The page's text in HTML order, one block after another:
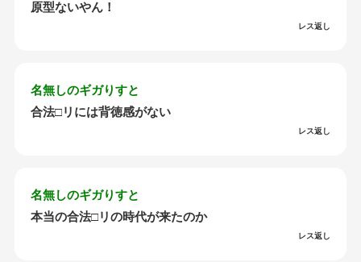
原型ないやん！
レス返し
名無しのギガりすと
合法□リには背徳感がない
レス返し
名無しのギガりすと
本当の合法□リの時代が来たのか
レス返し